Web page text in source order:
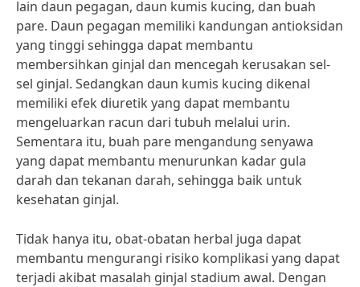
lain daun pegagan, daun kumis kucing, dan buah
pare. Daun pegagan memiliki kandungan antioksidan
yang tinggi sehingga dapat membantu
membersihkan ginjal dan mencegah kerusakan sel-
sel ginjal. Sedangkan daun kumis kucing dikenal
memiliki efek diuretik yang dapat membantu
mengeluarkan racun dari tubuh melalui urin.
Sementara itu, buah pare mengandung senyawa
yang dapat membantu menurunkan kadar gula
darah dan tekanan darah, sehingga baik untuk
kesehatan ginjal.
Tidak hanya itu, obat-obatan herbal juga dapat
membantu mengurangi risiko komplikasi yang dapat
terjadi akibat masalah ginjal stadium awal. Dengan